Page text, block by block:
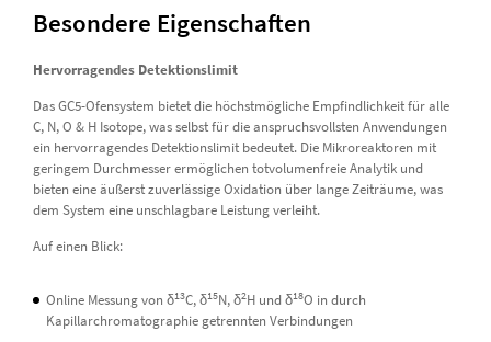
Besondere Eigenschaften
Hervorragendes Detektionslimit
Das GC5-Ofensystem bietet die höchstmögliche Empfindlichkeit für alle
C, N, O & H Isotope, was selbst für die anspruchsvollsten Anwendungen
ein hervorragendes Detektionslimit bedeutet. Die Mikroreaktoren mit
geringem Durchmesser ermöglichen totvolumenfreie Analytik und
bieten eine äußerst zuverlässige Oxidation über lange Zeiträume, was
dem System eine unschlagbare Leistung verleiht.
Auf einen Blick:
Online Messung von δ13C, δ15N, δ2H und δ18O in durch
Kapillarchromatographie getrennten Verbindungen